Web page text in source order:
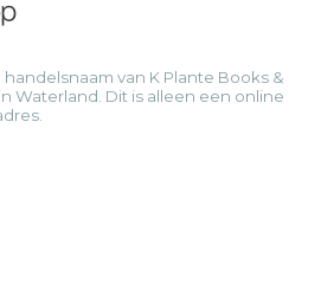
van K Plante Books &
Waterland. Dit is alleen een online